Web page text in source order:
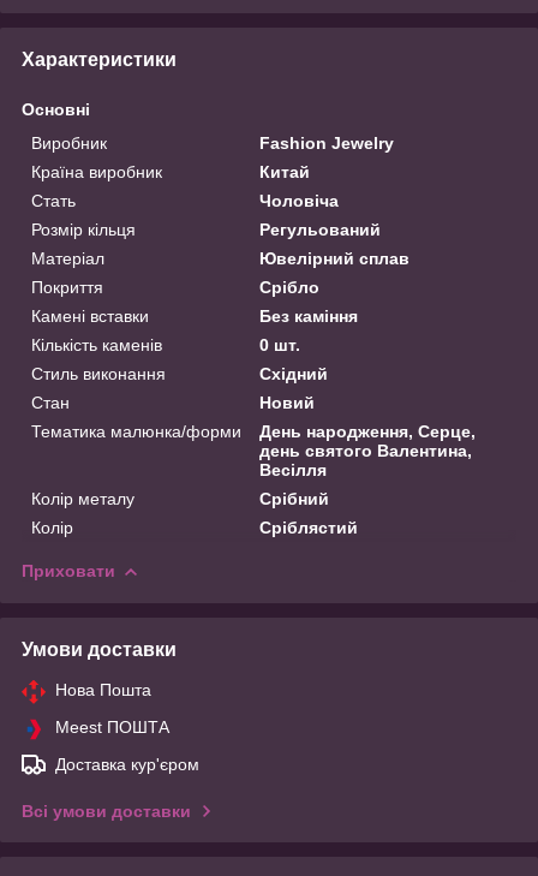
Характеристики
Основні
Виробник
Fashion Jewelry
Країна виробник
Китай
Стать
Чоловіча
Розмір кільця
Регульований
Матеріал
Ювелірний сплав
Покриття
Срібло
Камені вставки
Без каміння
Кількість каменів
0 шт.
Стиль виконання
Східний
Стан
Новий
Тематика малюнка/форми
День народження, Серце,
день святого Валентина,
Весілля
Колір металу
Срібний
Колір
Сріблястий
Приховати
Умови доставки
Нова Пошта
Meest ПОШТА
Доставка кур'єром
Всі умови доставки